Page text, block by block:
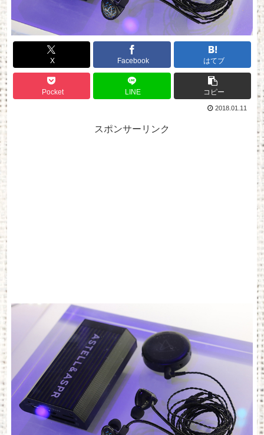
X Facebook はてブ
Pocket LINE コピー
2018.01.11
スポンサーリンク